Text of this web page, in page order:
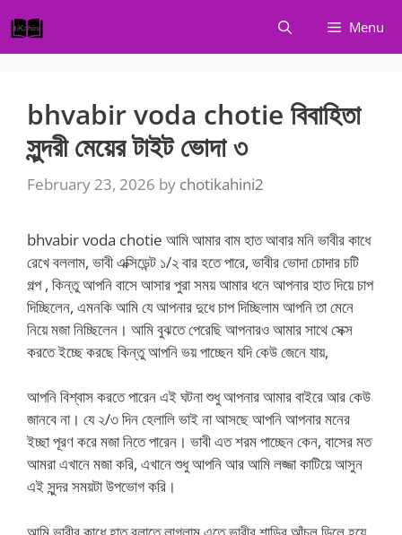
to
content
Menu
bhvabir voda chotie বিবাহিতা
সুন্দরী মেয়ের টাইট ভোদা ৩
February 23, 2026 by chotikahini2
bhvabir voda chotie আমি আমার বাম হাত আবার মনি ভাবীর কাধে
রেখে বললাম, ভাবী এক্সিডেন্ট ১/২ বার হতে পারে, ভাবীর ভোদা চোদার চটি
গল্প , কিন্তু আপনি বাসে আসার পুরা সময় আমার ধনে আপনার হাত দিয়ে চাপ
দিচ্ছিলেন, এমনকি আমি যে আপনার দুধে চাপ দিচ্ছিলাম আপনি তা মেনে
নিয়ে মজা নিচ্ছিলেন। আমি বুঝতে পেরেছি আপনারও আমার সাথে সেক্স
করতে ইচ্ছে করছে কিন্তু আপনি ভয় পাচ্ছেন যদি কেউ জেনে যায়,
আপনি বিশ্বাস করতে পারেন এই ঘটনা শুধু আপনার আমার বাইরে আর কেউ
জানবে না। যে ২/৩ দিন হেলালি ভাই না আসছে আপনি আপনার মনের
ইচ্ছা পূরণ করে মজা নিতে পারেন। ভাবী এত শরম পাচ্ছেন কেন, বাসের মত
আমরা এখানে মজা করি, এখানে শুধু আপনি আর আমি লজ্জা কাটিয়ে আসুন
এই সুন্দর সময়টা উপভোগ করি।